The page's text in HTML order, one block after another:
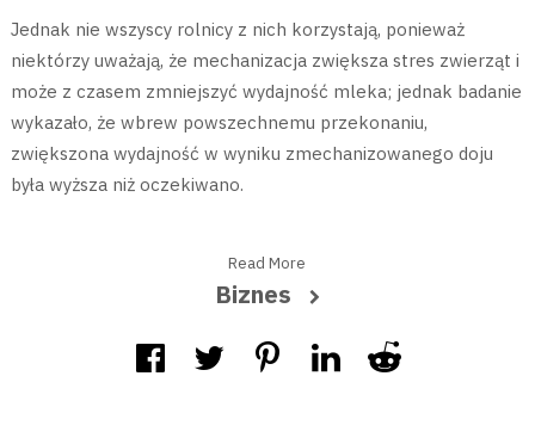
Jednak nie wszyscy rolnicy z nich korzystają, ponieważ
niektórzy uważają, że mechanizacja zwiększa stres zwierząt i
może z czasem zmniejszyć wydajność mleka; jednak badanie
wykazało, że wbrew powszechnemu przekonaniu,
zwiększona wydajność w wyniku zmechanizowanego doju
była wyższa niż oczekiwano.
Read More
Biznes